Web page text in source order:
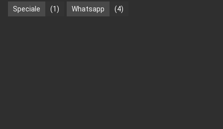
Speciale (1) Whatsapp (4)